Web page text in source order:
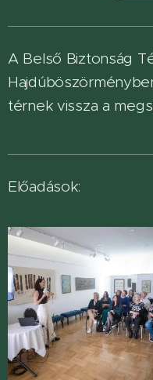
A Belső Biztonság
térnek vissza a
Előadások: